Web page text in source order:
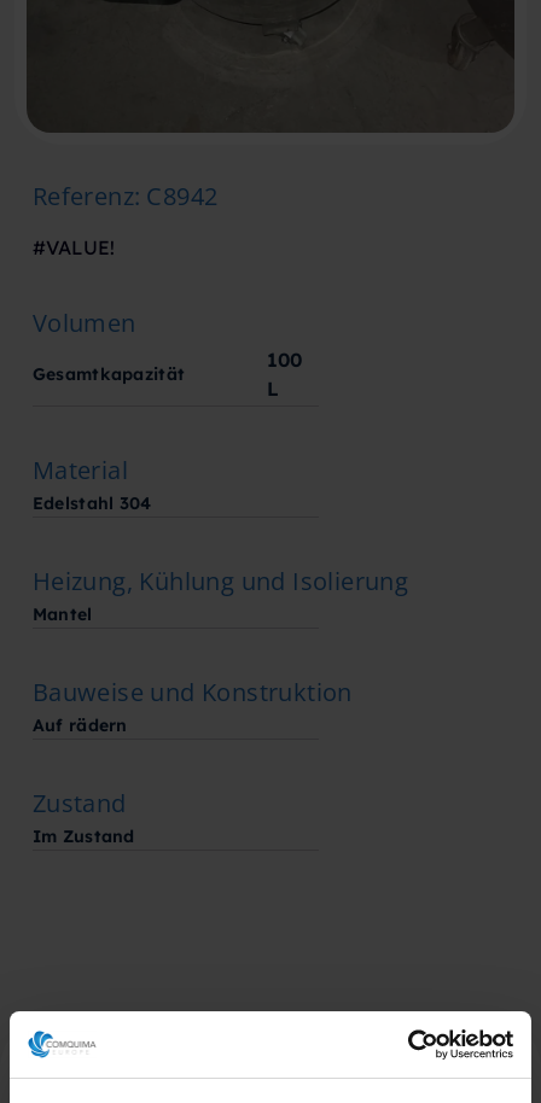
Referenz: C8942
#VALUE!
Volumen
Gesamtkapazität
100
L
Material
Edelstahl 304
Heizung, Kühlung und Isolierung
Mantel
Bauweise und Konstruktion
Auf rädern
Zustand
Im Zustand